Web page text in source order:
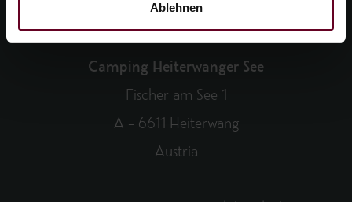
Ablehnen
Camping Heiterwanger See
Fischer am See 1
A – 6611 Heiterwang
Austria